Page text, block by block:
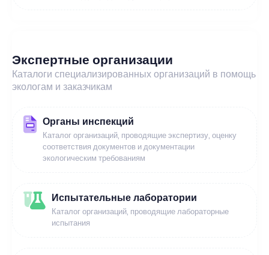
Экспертные организации
Каталоги специализированных организаций в помощь
экологам и заказчикам
Органы инспекций
Каталог организаций, проводящие экспертизу, оценку
соответствия документов и документации
экологическим требованиям
Испытательные лаборатории
Каталог организаций, проводящие лабораторные
испытания